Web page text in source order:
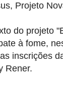
Projeto
do projeto
à fome,
inscrições
Rener.